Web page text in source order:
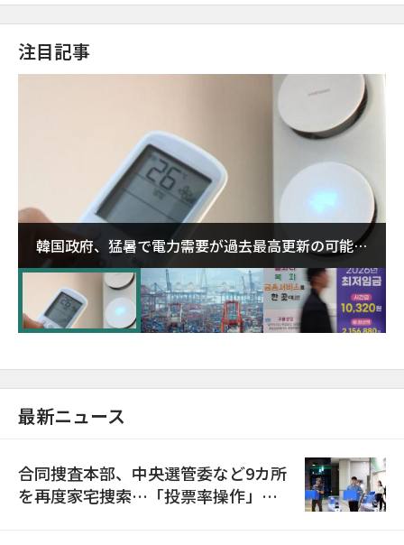
注目記事
韓国政府、猛暑で電力需要が過去最高更新の可能性
に需給対応体制を点検
最新ニュース
合同捜査本部、中央選管委など9カ所
を再度家宅捜索…「投票率操作」の